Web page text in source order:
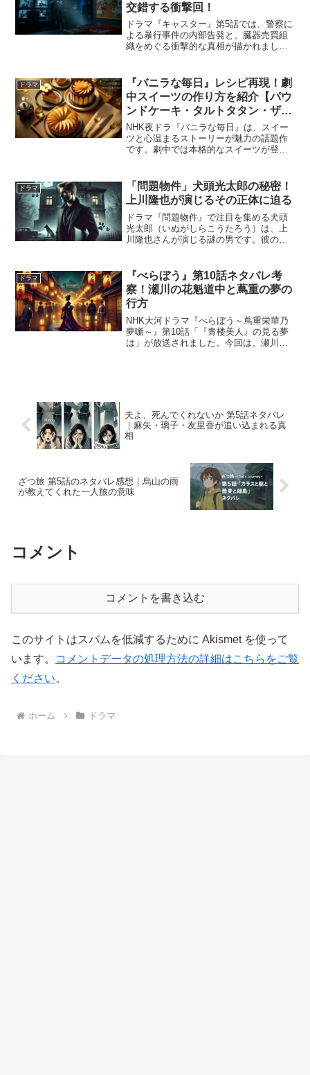
交錯する衝撃回！
ドラマ『キャスター』第5話では、警察に
よる暴行事件の内部告発と、臓器売買組
織をめぐる衝撃的な真相が描かれまし
ーたちの正義と葛藤が浮き彫りになりま
す。この記事では、報道と...
ドラマ
『バニラな毎日』レシピ再現！劇
中スイーツの作り方を紹介【パウ
ンドケーキ・タルトタタン・ザッ
ハトルテ】
NHK夜ドラ『バニラな毎日』は、スイー
ツと心温まるストーリーが魅力の話題作
です。劇中では本格的なスイーツが登場
ます。本記事では、特に注目された「パ
ウンドケーキ」「タルト...
ドラマ
「問題物件」犬頭光太郎の秘密！
上川隆也が演じるその正体に迫る
ドラマ『問題物件』で注目を集める犬頭
光太郎（いぬがしらこうたろう）は、上
川隆也さんが演じる謎の男です。彼の行
が話題となっています。犬頭光太郎は一
体何者なのでしょうか？こ...
ドラマ
『べらぼう』第10話ネタバレ考
察！瀬川の花魁道中と蔦重の夢の
行方
NHK大河ドラマ『べらぼう～蔦重栄華乃
夢噺～』第10話「『青楼美人』の見る夢
は」が放送されました。今回は、瀬川
夫よ、死んでくれないか 第5話ネタバレ
｜麻矢・璃子・友里香が追い込まれる真
相
ざつ旅 第5話のネタバレ感想｜烏山の雨
が教えてくれた一人旅の意味
コメント
コメントを書き込む
このサイトはスパムを低減するために Akismet を使って
います。
コメントデータの処理方法の詳細はこちらをご覧
ください。
ホーム ドラマ